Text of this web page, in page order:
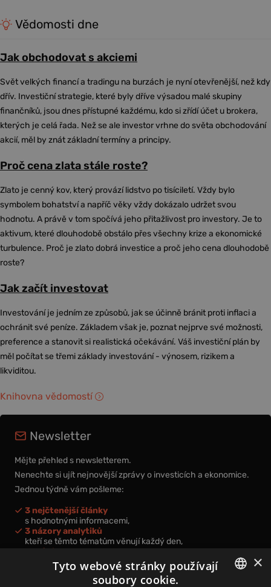
Vědomosti dne
Jak obchodovat s akciemi
Svět velkých financí a tradingu na burzách je nyní otevřenější, než kdy
dřív. Investiční strategie, které byly dříve výsadou malé skupiny
finančníků, jsou dnes přístupné každému, kdo si zřídí účet u brokera,
kterých je celá řada. Než se ale investor vrhne do světa obchodování
akcií, měl by znát základní termíny a principy.
Proč cena zlata stále roste?
Zlato je cenný kov, který provází lidstvo po tisíciletí. Vždy bylo
symbolem bohatství a napříč věky vždy dokázalo udržet svou
hodnotu. A právě v tom spočívá jeho přitažlivost pro investory. Je to
aktivum, které dlouhodobě obstálo přes všechny krize a ekonomické
turbulence. Proč je zlato dobrá investice a proč jeho cena dlouhodobě
roste?
Jak začít investovat
Investování je jedním ze způsobů, jak se účinně bránit proti inflaci a
ochránit své peníze. Základem však je, poznat nejprve své možnosti,
preference a stanovit si realistická očekávání. Váš investiční plán by
měl počítat se třemi základy investování - výnosem, rizikem a
likviditou.
Knihovna vědomostí
Newsletter
Mějte přehled s newsletterem.
Nenechte si ujít nejnovější zprávy o investicích a ekonomice.
Jednou týdně vám pošleme:
3 nejčtenější články
s hodnotnými informacemi,
3 názory analytiků
kteří se těmto tématům věnují každý den,
nová videa a podcasty
k prohloubení vašich znalostí.
×
Tyto webové stránky používají
soubory cookie.